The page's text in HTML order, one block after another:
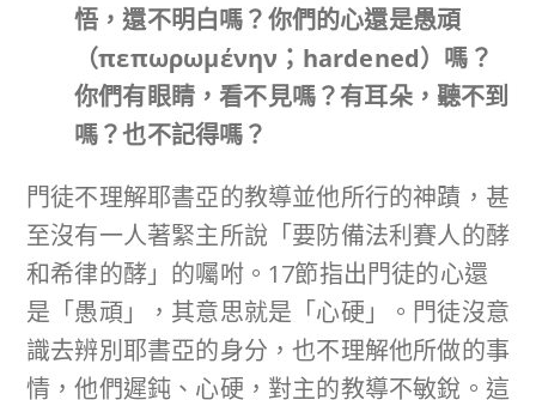
悟，還不明白嗎？你們的心還是愚頑
（πεπωρωμένην ； hardened）嗎？
你們有眼睛，看不見嗎？有耳朵，聽不到
嗎？也不記得嗎？
門徒不理解耶書亞的教導並他所行的神蹟，甚
至沒有一人著緊主所說「要防備法利賽人的酵
和希律的酵」的囑咐。17節指出門徒的心還
是「愚頑」，其意思就是「心硬」。門徒沒意
識去辨別耶書亞的身分，也不理解他所做的事
情，他們遲鈍、心硬，對主的教導不敏銳。這